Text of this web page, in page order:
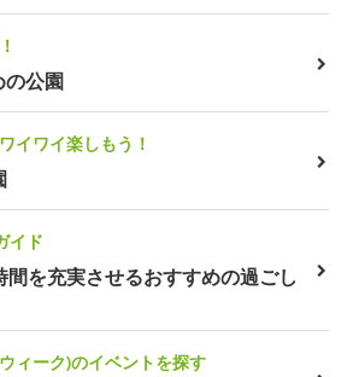
の公園
イワイ楽しもう！
イド
を充実させるおすすめの過ごし
ィーク)のイベントを探す